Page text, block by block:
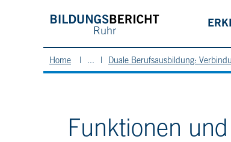
Home ... Duale Berufsausbildung:
Funktionen